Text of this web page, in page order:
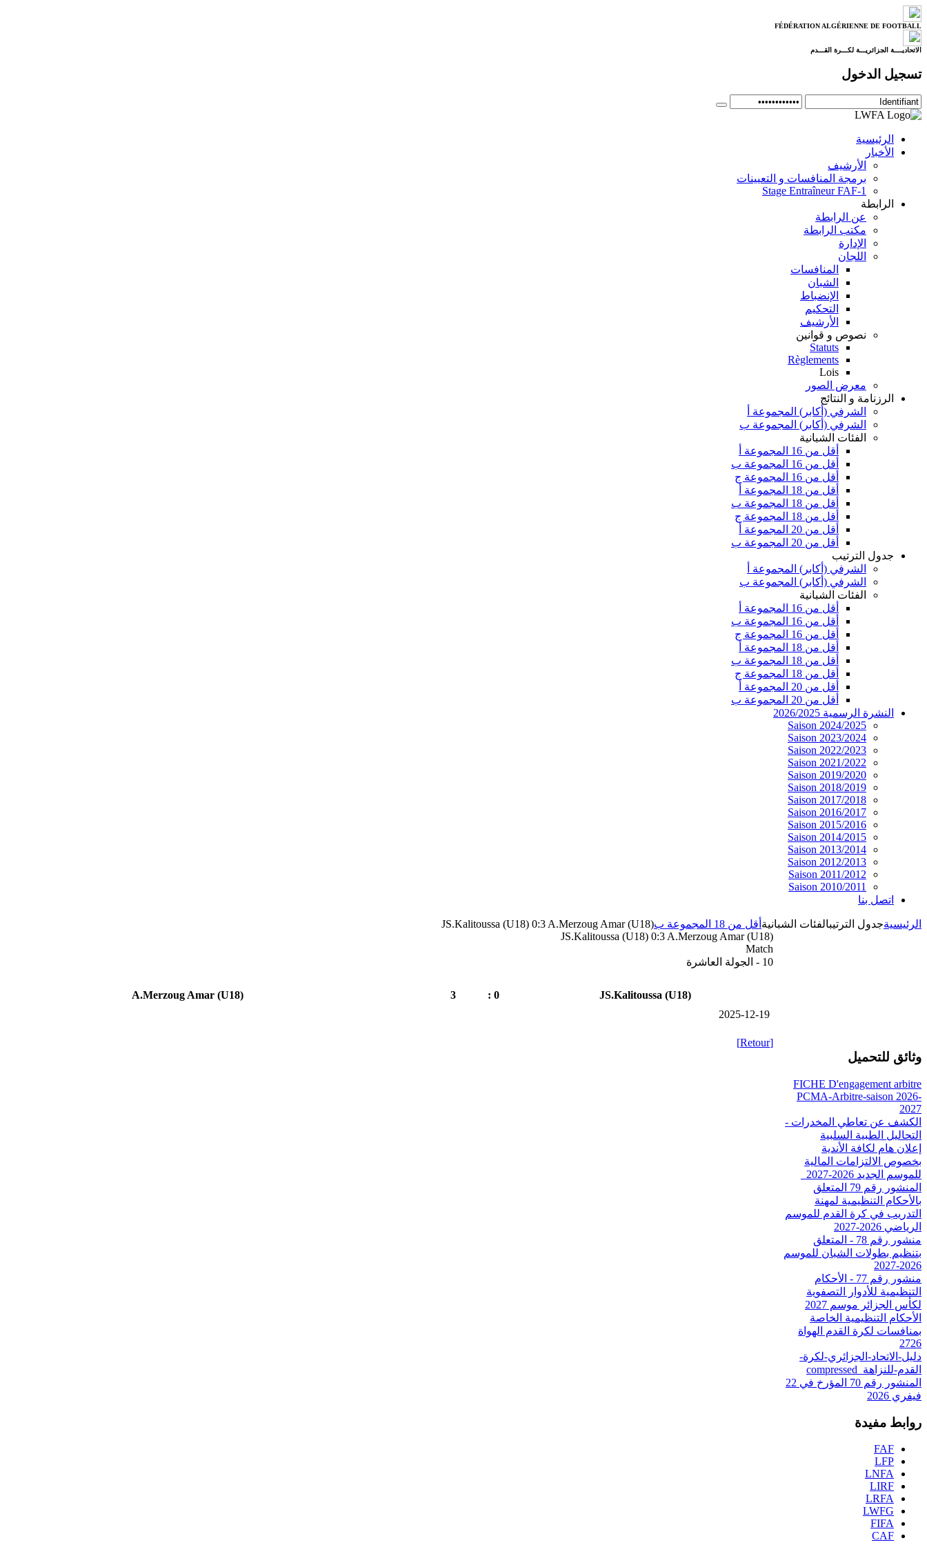
FÉDÉRATION ALGÉRIENNE DE FOOTBALL
الاتحاديــــة الجزائريـــة لكـــرة القـــدم
تسجيل الدخول
الرئيسية
الأخبار
الأرشيف
برمجة المنافسات و التعيينات
Stage Entraîneur FAF-1
الرابطة
عن الرابطة
مكتب الرابطة
الإدارة
اللجان
المنافسات
الشبان
الإنضباط
التحكيم
الأرشيف
نصوص و قوانين
Statuts
Règlements
Lois
معرض الصور
الرزنامة و النتائج
الشرفي (أكابر) المجموعة أ
الشرفي (أكابر) المجموعة ب
الفئات الشبانية
أقل من 16 المجموعة أ
أقل من 16 المجموعة ب
أقل من 16 المجموعة ج
أقل من 18 المجموعة أ
أقل من 18 المجموعة ب
أقل من 18 المجموعة ج
أقل من 20 المجموعة أ
أقل من 20 المجموعة ب
جدول الترتيب
الشرفي (أكابر) المجموعة أ
الشرفي (أكابر) المجموعة ب
الفئات الشبانية
أقل من 16 المجموعة أ
أقل من 16 المجموعة ب
أقل من 16 المجموعة ج
أقل من 18 المجموعة أ
أقل من 18 المجموعة ب
أقل من 18 المجموعة ج
أقل من 20 المجموعة أ
أقل من 20 المجموعة ب
النشرة الرسمية 2026/2025
Saison 2024/2025
Saison 2023/2024
Saison 2022/2023
Saison 2021/2022
Saison 2019/2020
Saison 2018/2019
Saison 2017/2018
Saison 2016/2017
Saison 2015/2016
Saison 2014/2015
Saison 2013/2014
Saison 2012/2013
Saison 2011/2012
Saison 2010/2011
اتصل بنا
الرئيسيةجدول الترتيبالفئات الشبانية أقل من 18 المجموعة ب
JS.Kalitoussa (U18) 0:3 A.Merzoug Amar (U18)
JS.Kalitoussa (U18) 0:3 A.Merzoug Amar (U18)
Match
10 - الجولة العاشرة
JS.Kalitoussa (U18)
0 :
3
A.Merzoug Amar (U18)
2025-12-19
[Retour]
وثائق للتحميل
FICHE D'engagement arbitre
PCMA-Arbitre-saison 2026-
2027
الكشف عن تعاطي المخدرات -
التحاليل الطبية السلبية
إعلان هام لكافة الأندية
بخصوص الالتزامات المالية
للموسم الجديد 2026-2027_
المنشور رقم 79 المتعلق
بالأحكام التنظيمية لمهنة
التدريب في كرة القدم للموسم
الرياضي 2026-2027
منشور رقم 78 - المتعلق
بتنظيم بطولات الشبان للموسم
2026-2027
منشور رقم 77 - الأحكام
التنظيمية للأدوار التصفوية
لكأس الجزائر موسم 2027
الأحكام التنظيمية الخاصة
بمنافسات لكرة القدم الهواة
2726
دليل-الاتحاد-الجزائري-لكرة-
القدم-للنزاهة_compressed
المنشور رقم 70 المؤرخ في 22
فيفري 2026
روابط مفيدة
FAF
LFP
LNFA
LIRF
LRFA
LWFG
FIFA
CAF